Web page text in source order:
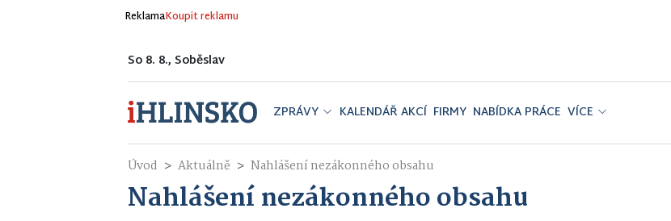
ReklamaKoupit reklamu
So 8. 8., Soběslav
ZPRÁVY KALENDÁŘ AKCÍ FIRMY NABÍDKA PRÁCE VÍCE
Úvod Aktuálně Nahlášení nezákonného obsahu
Nahlášení nezákonného obsahu